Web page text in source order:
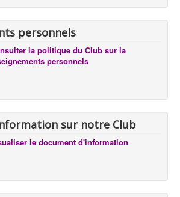
personnels
la politique du Club sur la
personnels
sur notre Club
le document d'information